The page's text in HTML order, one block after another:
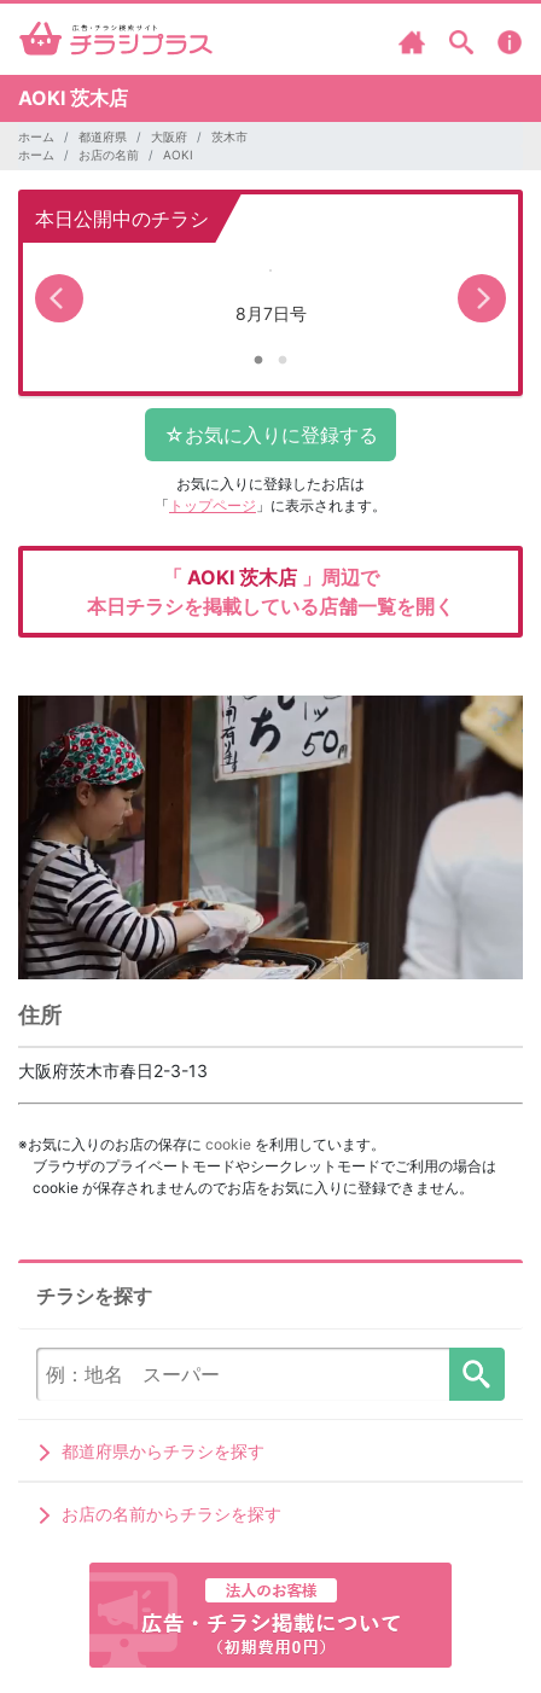
AOKI 茨木店
ホーム 都道府県 大阪府
茨木市
ホーム
お店の名前 AOKI
本日公開中のチラシ
8月7日号
お気に入りに登録したお店は
「 トップページ 」に表示されます。
「 AOKI 茨木店 」周辺で
本日チラシを掲載している店舗一覧を開く
住所
大阪府茨木市春日2-3-13
※お気に入りのお店の保存に cookie を利用しています。
ブラウザのプライベートモードやシークレットモードでご利用の場合は
cookie が保存されませんのでお店をお気に入りに登録できません。
チラシを探す
都道府県からチラシを探す
お店の名前からチラシを探す